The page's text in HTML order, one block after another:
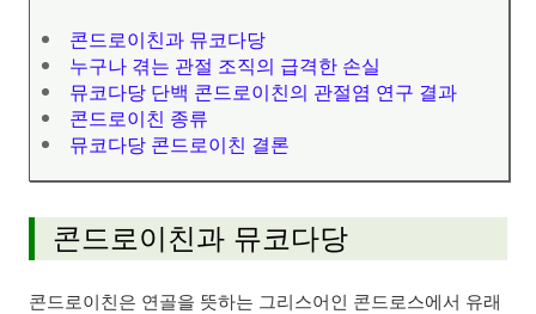
콘드로이친과 뮤코다당
누구나 겪는 관절 조직의 급격한 손실
뮤코다당 단백 콘드로이친의 관절염 연구 결과
콘드로이친 종류
뮤코다당 콘드로이친 결론
콘드로이친과 뮤코다당
콘드로이친은 연골을 뜻하는 그리스어인 콘드로스에서 유래